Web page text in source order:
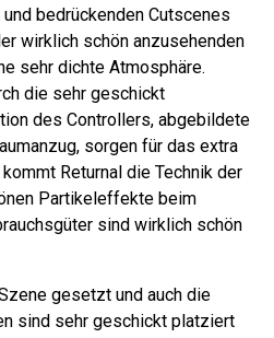
bedrückenden Cutscenes
wirklich schön anzusehenden
sehr dichte Atmosphäre.
die sehr geschickt
des Controllers, abgebildete
sorgen für das extra
Returnal die Technik der
Partikeleffekte beim
sind wirklich schön
gesetzt und auch die
sind sehr geschickt platziert